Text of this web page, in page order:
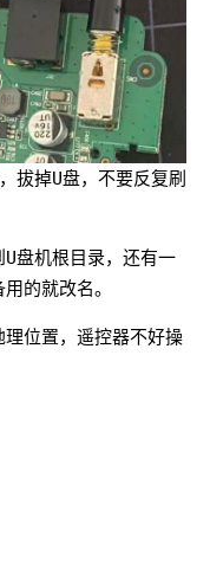
拔掉U盘，不要反复刷
盘机根目录，还有一
的就改名。
位置，遥控器不好操